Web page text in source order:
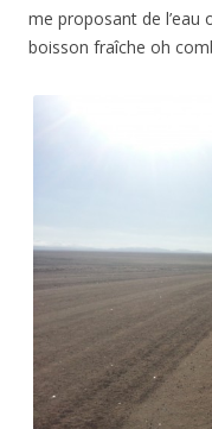
me proposant de
boisson fraîche oh